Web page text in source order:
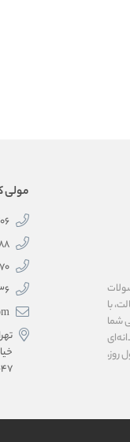
در عرضه‌ی محصولات
با
شما
مولی کالا
۴۷- ساختمان صدف- واحد۴